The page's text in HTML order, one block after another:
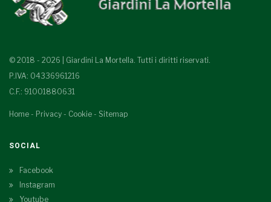
© 2018 - 2026 | Giardini La Mortella. Tutti i diritti riservati.
P.IVA: 04336961216
C.F.: 91001880631
Home - Privacy - Cookie - Sitemap
SOCIAL
Facebook
Instagram
Youtube